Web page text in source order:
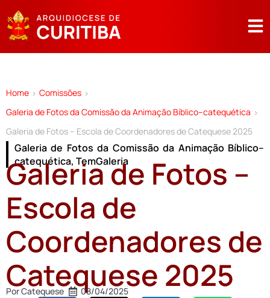
Home > Comissões >
Galeria de Fotos da Comissão da Animação Bíblico–catequética >
Galeria de Fotos – Escola de Coordenadores de Catequese 2025
Galeria de Fotos da Comissão da Animação Bíblico–
catequética, TemGaleria
Galeria de Fotos –
Escola de
Coordenadores de
Catequese 2025
PorCatequese 08/04/2025